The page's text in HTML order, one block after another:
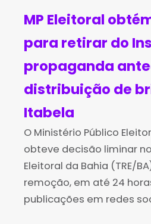
MP Eleitoral
para retirar do
propaganda
distribuição de
Itabela
O Ministério Público
obteve decisão liminar
Eleitoral da Bahia (TRE/
remoção, em até 24
publicações em redes